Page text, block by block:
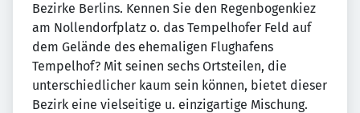
Bezirke Berlins. Kennen Sie den Regenbogenkiez
am Nollendorfplatz o. das Tempelhofer Feld auf
dem Gelände des ehemaligen Flughafens
Tempelhof? Mit seinen sechs Ortsteilen, die
unterschiedlicher kaum sein können, bietet dieser
Bezirk eine vielseitige u. einzigartige Mischung.